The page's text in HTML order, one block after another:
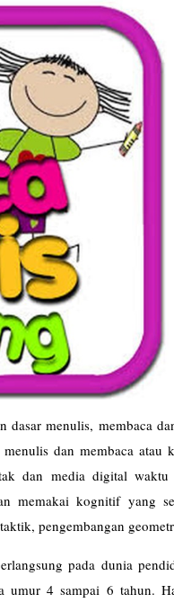
dasar menulis, membaca
dan membaca atau
dan media digital waktu
memakai kognitif yang
pengembangan
pada dunia
umur 4 sampai 6 tahun.